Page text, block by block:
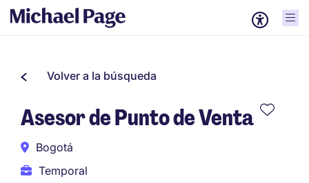
Volver a la búsqueda
Asesor de Punto de Venta
Bogotá
Temporal